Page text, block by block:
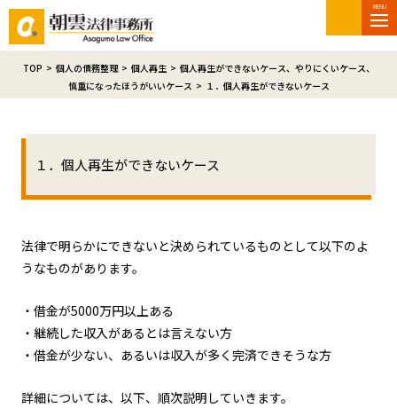
MENU
TOP > 個人の債務整理> 個人再生> 個人再生ができないケース、やりにくいケース、
慎重になったほうがいいケース > １．個人再生ができないケース
１．個人再生ができないケース
法律で明らかにできないと決められているものとして以下のよ
うなものがあります。
・借金が5000万円以上ある
・継続した収入があるとは言えない方
・借金が少ない、あるいは収入が多く完済できそうな方
詳細については、以下、順次説明していきます。